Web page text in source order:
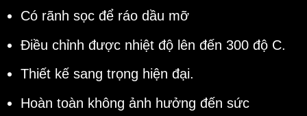
Có rãnh sọc để ráo dầu mỡ
Điều chỉnh được nhiệt độ lên đến 300 độ C.
Thiết kế sang trọng hiện đại.
Hoàn toàn không ảnh hưởng đến sức